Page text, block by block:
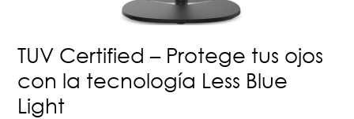
TUV Certified – Protege tus ojos
con la tecnología Less Blue
Light